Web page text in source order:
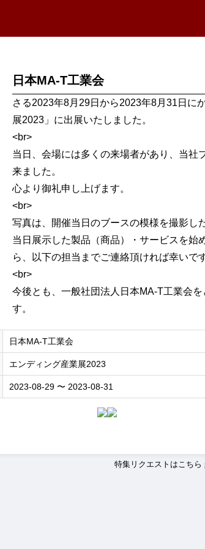
日本MA-T工業会
さる2023年8月29日から2023年8月31日に
展2023」に出展いたしました。
<br>
当日、会場には多くの来場者があり、当社
来ました。
心より御礼申し上げます。
<br>
写真は、開催当日のブースの模様を撮影し
当日展示した製品（商品）・サービスを始
ら、以下の担当までご連絡頂ければ幸いです
<br>
今後とも、一般社団法人日本MA-T工業会
す。
日本MA-T工業会
エンディング産業展2023
2023-08-29 〜 2023-08-31
特集リクエストはこちら